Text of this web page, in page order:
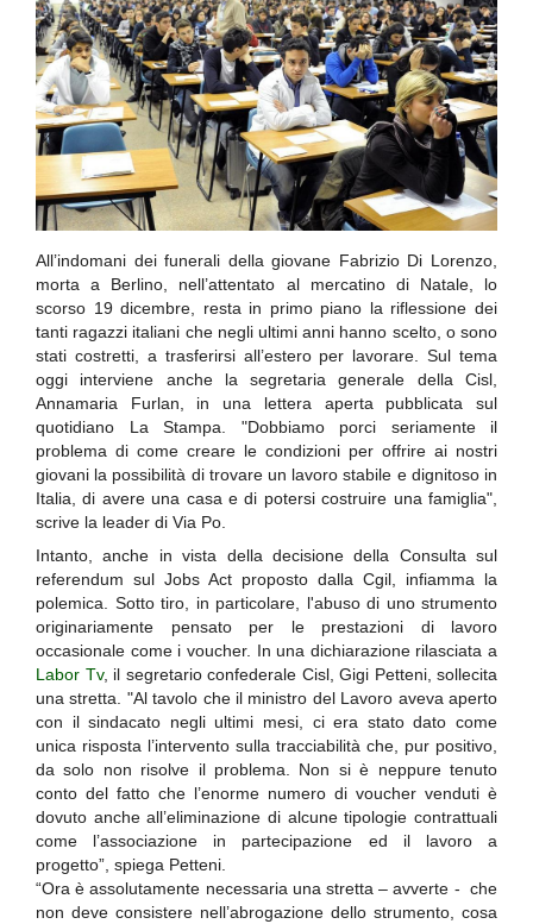
All’indomani dei funerali della giovane Fabrizio Di Lorenzo,
morta a Berlino, nell’attentato al mercatino di Natale, lo
scorso 19 dicembre, resta in primo piano la riflessione dei
tanti ragazzi italiani che negli ultimi anni hanno scelto, o sono
stati costretti, a trasferirsi all’estero per lavorare. Sul tema
oggi interviene anche la segretaria generale della Cisl,
Annamaria Furlan, in una lettera aperta pubblicata sul
quotidiano La Stampa. "Dobbiamo porci seriamente il
problema di come creare le condizioni per offrire ai nostri
giovani la possibilità di trovare un lavoro stabile e dignitoso in
Italia, di avere una casa e di potersi costruire una famiglia",
scrive la leader di Via Po.
Intanto, anche in vista della decisione della Consulta sul
referendum sul Jobs Act proposto dalla Cgil, infiamma la
polemica. Sotto tiro, in particolare, l'abuso di uno strumento
originariamente pensato per le prestazioni di lavoro
occasionale come i voucher. In una dichiarazione rilasciata a
Labor Tv, il segretario confederale Cisl, Gigi Petteni, sollecita
una stretta. "Al tavolo che il ministro del Lavoro aveva aperto
con il sindacato negli ultimi mesi, ci era stato dato come
unica risposta l’intervento sulla tracciabilità che, pur positivo,
da solo non risolve il problema. Non si è neppure tenuto
conto del fatto che l’enorme numero di voucher venduti è
dovuto anche all’eliminazione di alcune tipologie contrattuali
come l’associazione in partecipazione ed il lavoro a
progetto”, spiega Petteni.
“Ora è assolutamente necessaria una stretta – avverte - che
non deve consistere nell’abrogazione dello strumento, cosa